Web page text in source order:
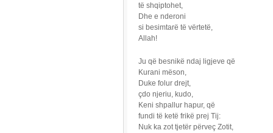
të shqiptohet,
Dhe e nderoni
si besimtarë të vërtetë,
Allah!
Ju që besnikë ndaj ligjeve që
Kurani mëson,
Duke folur drejt,
çdo njeriu, kudo,
Keni shpallur hapur, që
fundi të ketë frikë prej Tij:
Nuk ka zot tjetër përveç Zotit,